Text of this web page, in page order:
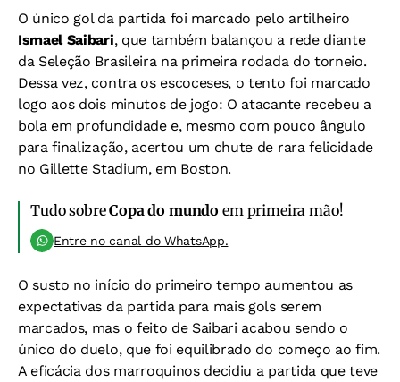
O único gol da partida foi marcado pelo artilheiro
Ismael Saibari, que também balançou a rede diante
da Seleção Brasileira na primeira rodada do torneio.
Dessa vez, contra os escoceses, o tento foi marcado
logo aos dois minutos de jogo: O atacante recebeu a
bola em profundidade e, mesmo com pouco ângulo
para finalização, acertou um chute de rara felicidade
no Gillette Stadium, em Boston.
Tudo sobreCopa do mundo em primeira mão!
Entre no canal do WhatsApp.
O susto no início do primeiro tempo aumentou as
expectativas da partida para mais gols serem
marcados, mas o feito de Saibari acabou sendo o
único do duelo, que foi equilibrado do começo ao fim.
A eficácia dos marroquinos decidiu a partida que teve